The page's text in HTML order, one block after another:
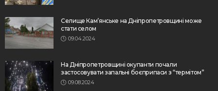
Селище Кам’янське на Дніпропетровщині може
стати селом
09.04.2024
На Дніпропетровщині окупанти почали
застосовувати запальні боєприпаси з “термітом”
09.08.2024